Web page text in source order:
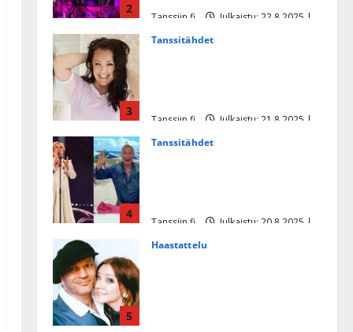
2
Tanssiin.fi
Julkaistu: 22.8.2025 |
3
Tanssitähdet
Tanssiin.fi
Julkaistu: 21.8.2025 |
4
Tanssitähdet
Tanssiin.fi
Julkaistu: 20.8.2025 |
5
Haastattelu